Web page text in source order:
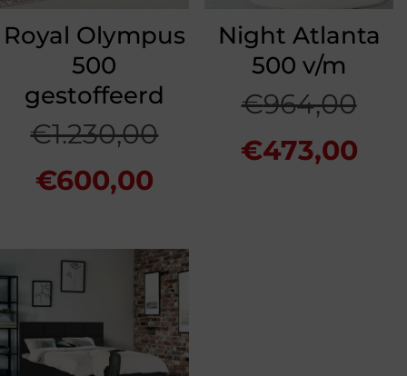
Royal Olympus
500
gestoffeerd
€1.230,00Oorspronkelijke
€1.230,00.
€600,00Huidige
is:
€600,00.
Night Atlanta
500 v/m
€964,00
€473,00